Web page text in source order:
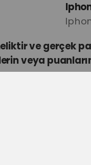
ve gerçek
veya